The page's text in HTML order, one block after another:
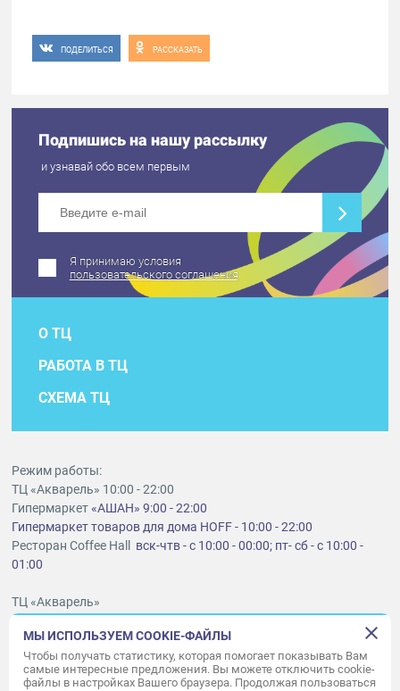
ПОДЕЛИТЬСЯ РАССКАЗАТЬ
Подпишись на нашу рассылку
и узнавай обо всем первым
Я принимаю условия
пользовательского соглашения
О ТЦ
РАБОТА В ТЦ
СХЕМА ТЦ
Режим работы:
ТЦ «Акварель» 10:00 - 22:00
Гипермаркет«АШАН» 9:00 - 22:00
Гипермаркет товаров для дома HOFF - 10:00 - 22:00
Ресторан Coffee Hall вск-чтв - с 10:00 - 00:00; пт- сб - с 10:00 -
01:00
ТЦ «Акварель»
lt@aquarelle-centre.ru
ООО «Акварель»
МЫ ИСПОЛЬЗУЕМ COOKIE-ФАЙЛЫ
Чтобы получать статистику, которая помогает показывать Вам
самые интересные предложения. Вы можете отключить cookie-
файлы в настройках Вашего браузера. Продолжая пользоваться